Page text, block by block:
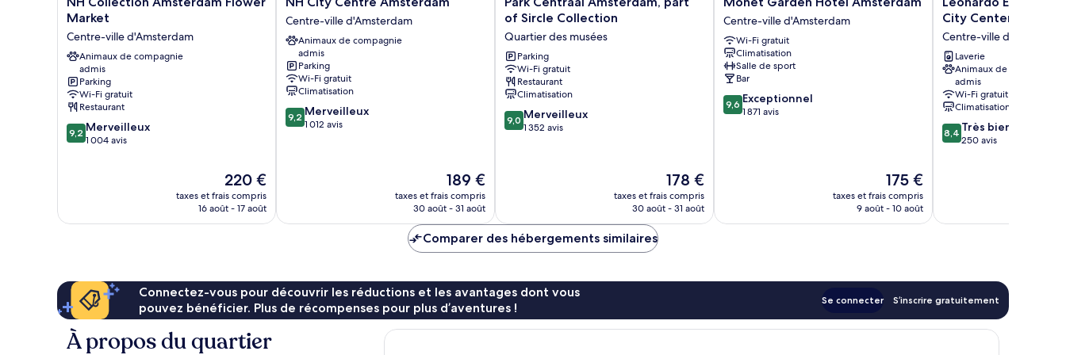
Collection
Flower
Market
Centre-
ville
d'Amsterdam
Market
Centre-ville d'Amsterdam
Animaux de compagnie
admis
Parking
Wi-Fi gratuit
Restaurant
9.2
sur
9,2 Merveilleux
1 004 avis
Le
nouveau
prix
220 €
taxes et frais compris
16 août - 17 août
City
Centre
Amsterdam
Centre-
ville
d'Amsterdam
Centre-ville d'Amsterdam
Animaux de compagnie
admis
Parking
Wi-Fi gratuit
Climatisation
9.2
sur
9,2 Merveilleux
1 012 avis
Le
nouveau
prix
de
189 €
189 €
taxes et frais compris
30 août - 31 août
Centraal
part
of
Sircle
Collection
Quartier
des
musées
of Sircle Collection
Quartier des musées
Parking
Wi-Fi gratuit
Restaurant
Climatisation
9.0
sur
9,0 Merveilleux
1 352 avis
Le
nouveau
prix
178 €
taxes et frais compris
30 août - 31 août
Garden
Hotel
Amsterdam
Centre-
ville
d'Amsterdam
Centre-ville d'Amsterdam
Wi-Fi gratuit
Climatisation
Salle de sport
Bar
9.6
sur
9,6 Exceptionnel
1 871 avis
Le
nouveau
prix
175 €
taxes et frais compris
9 août - 10 août
Eden
Hotel
Amsterdam
City
Center
Centre-
ville
d'Amsterdam
City Center
Centre-ville
Laverie
Animaux de compagnie
admis
Wi-Fi gratuit
Climatisation
8.4
sur
8,4 Très bien
250 avis
Comparer des hébergements similaires
Connectez-vous pour découvrir les réductions et les avantages dont vous
pouvez bénéficier. Plus de récompenses pour plus d’aventures !
Se connecter S’inscrire gratuitement
À propos du quartier